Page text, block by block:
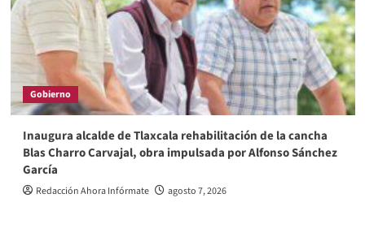
Gobierno
Inaugura alcalde de Tlaxcala rehabilitación de la cancha
Blas Charro Carvajal, obra impulsada por Alfonso Sánchez
García
Redacción Ahora Infórmate agosto 7, 2026